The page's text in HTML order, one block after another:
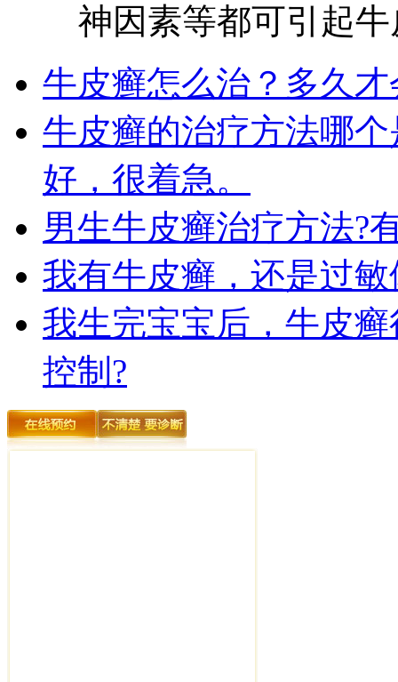
神因素等都可引起
牛皮癣怎么治？多久
牛皮癣的治疗方法哪
好，很着急。
男生牛皮癣治疗方法?
我有牛皮癣，还是过
我生完宝宝后，牛皮
控制?